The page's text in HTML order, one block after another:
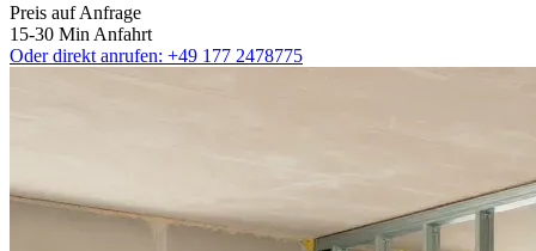
Preis auf Anfrage
15-30 Min Anfahrt
Oder direkt anrufen: +49 177 2478775